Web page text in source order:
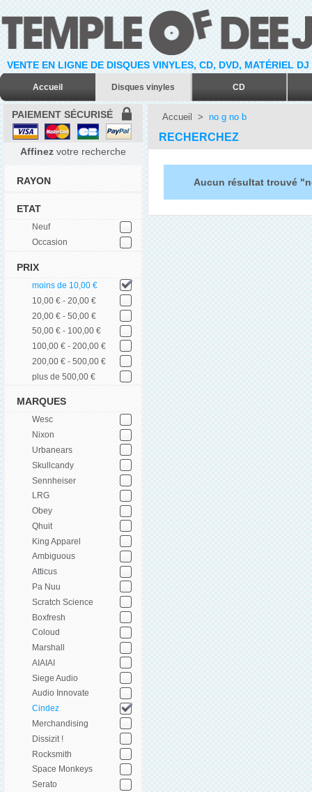
VENTE EN LIGNE DE DISQUES VINYLES, CD, DVD, MATÉRIEL
Accueil Disques vinyles CD
PAIEMENT SÉCURISÉ
Affinez votre recherche
RAYON
ETAT
Neuf
Occasion
PRIX
moins de 10,00 €
10,00 € - 20,00 €
20,00 € - 50,00 €
50,00 € - 100,00 €
100,00 € - 200,00 €
200,00 € - 500,00 €
plus de 500,00 €
MARQUES
Wesc
Nixon
Urbanears
Skullcandy
Sennheiser
LRG
Obey
Qhuit
King Apparel
Ambiguous
Atticus
Pa Nuu
Scratch Science
Boxfresh
Coloud
Marshall
AIAIAI
Siege Audio
Audio Innovate
Cindez
Merchandising
Dissizit !
Rocksmith
Space Monkeys
Serato
Accueil > no g no b
RECHERCHEZ
Aucun résultat trouvé